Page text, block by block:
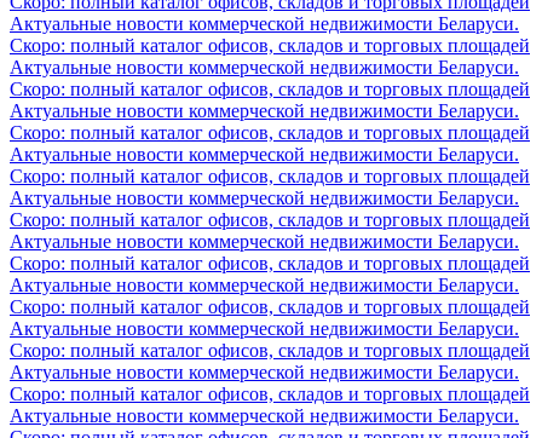
Актуальные новости коммерческой недвижимости Беларуси.
Скоро: полный каталог офисов, складов и торговых площадей
Актуальные новости коммерческой недвижимости Беларуси.
Скоро: полный каталог офисов, складов и торговых площадей
Актуальные новости коммерческой недвижимости Беларуси.
Скоро: полный каталог офисов, складов и торговых площадей
Актуальные новости коммерческой недвижимости Беларуси.
Скоро: полный каталог офисов, складов и торговых площадей
Актуальные новости коммерческой недвижимости Беларуси.
Скоро: полный каталог офисов, складов и торговых площадей
Актуальные новости коммерческой недвижимости Беларуси.
Скоро: полный каталог офисов, складов и торговых площадей
Актуальные новости коммерческой недвижимости Беларуси.
Скоро: полный каталог офисов, складов и торговых площадей
Актуальные новости коммерческой недвижимости Беларуси.
Скоро: полный каталог офисов, складов и торговых площадей
Актуальные новости коммерческой недвижимости Беларуси.
Скоро: полный каталог офисов, складов и торговых площадей
Актуальные новости коммерческой недвижимости Беларуси.